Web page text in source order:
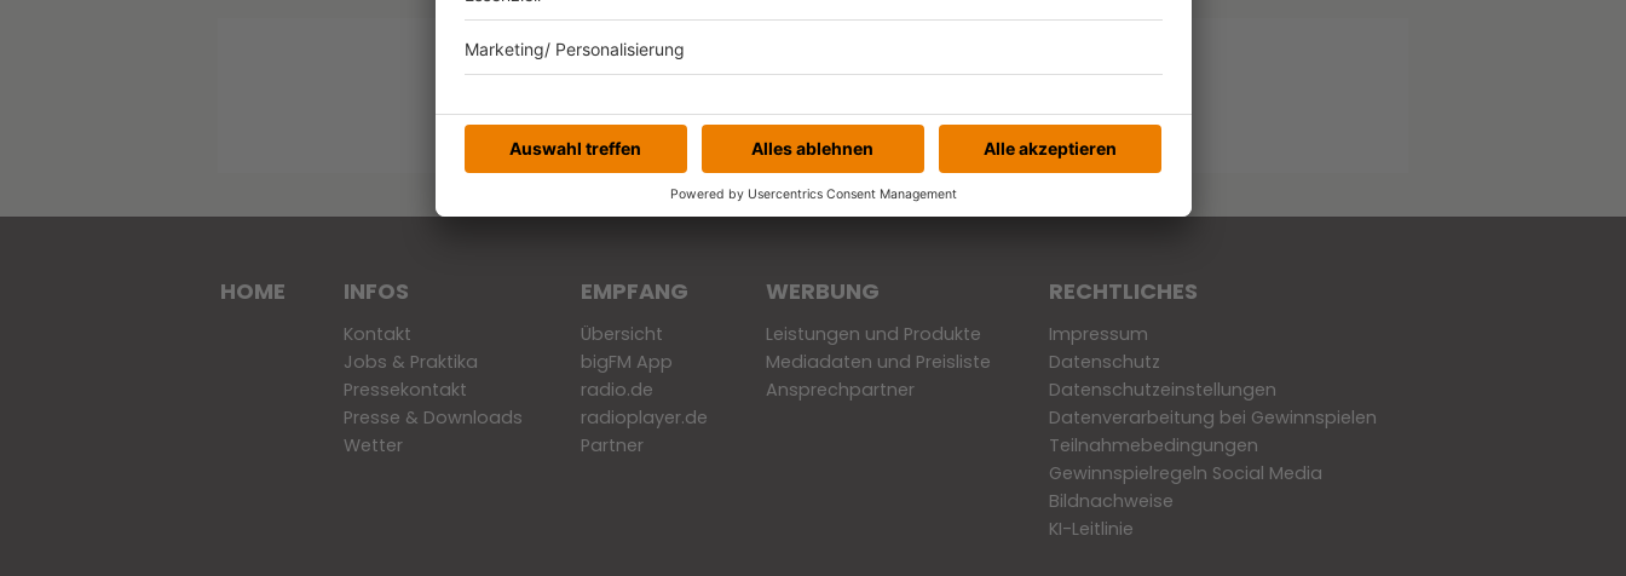
Buchungsanfrage
HOME INFOS
Kontakt
Jobs & Praktika
Pressekontakt
Presse & Downloads
Wetter
EMPFANG
Übersicht
bigFM App
radio.de
radioplayer.de
Partner
WERBUNG
Leistungen und Produkte
Mediadaten und Preisliste
Ansprechpartner
RECHTLICHES
Impressum
Datenschutz
Datenschutzeinstellungen
Datenverarbeitung bei Gewinnspielen
Teilnahmebedingungen
Gewinnspielregeln Social Media
Bildnachweise
KI-Leitlinie